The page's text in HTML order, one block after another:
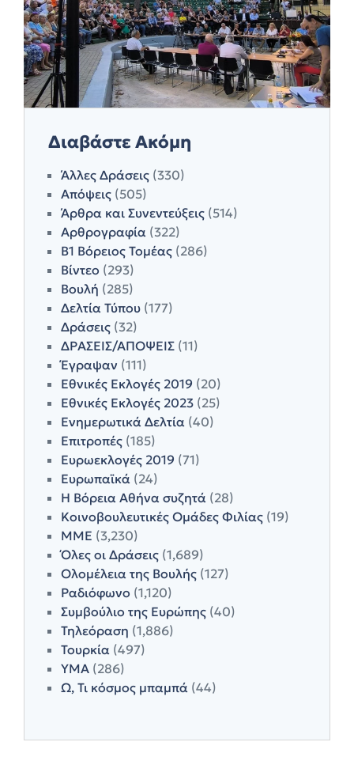
Διαβάστε Ακόμη
Άλλες Δράσεις (330)
Απόψεις (505)
Άρθρα και Συνεντεύξεις (514)
Αρθρογραφία (322)
Β1 Βόρειος Τομέας (286)
Βίντεο (293)
Βουλή (285)
Δελτία Τύπου (177)
Δράσεις (32)
ΔΡΑΣΕΙΣ/ΑΠΟΨΕΙΣ (11)
Έγραψαν (111)
Εθνικές Εκλογές 2019 (20)
Εθνικές Εκλογές 2023 (25)
Ενημερωτικά Δελτία (40)
Επιτροπές (185)
Ευρωεκλογές 2019 (71)
Ευρωπαϊκά (24)
Η Βόρεια Αθήνα συζητά (28)
Κοινοβουλευτικές Ομάδες Φιλίας (19)
ΜΜΕ (3,230)
Όλες οι Δράσεις (1,689)
Ολομέλεια της Βουλής (127)
Ραδιόφωνο (1,120)
Συμβούλιο της Ευρώπης (40)
Τηλεόραση (1,886)
Τουρκία (497)
ΥΜΑ (286)
Ω, Τι κόσμος μπαμπά (44)